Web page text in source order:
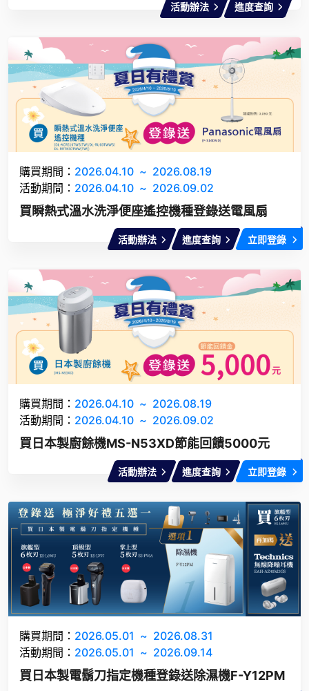
活動辦法 進度查詢
購買期間： 2026.04.10 ~ 2026.08.19
活動期間： 2026.04.10 ~ 2026.09.02
買瞬熱式溫水洗淨便座遙控機種登錄送電風扇
活動辦法 進度查詢 立即登錄
購買期間： 2026.04.10 ~ 2026.08.19
活動期間： 2026.04.10 ~ 2026.09.02
買日本製廚餘機MS-N53XD節能回饋5000元
活動辦法 進度查詢 立即登錄
購買期間： 2026.05.01 ~ 2026.08.31
活動期間： 2026.05.01 ~ 2026.09.14
買日本製電鬍刀指定機種登錄送除濕機F-Y12PM